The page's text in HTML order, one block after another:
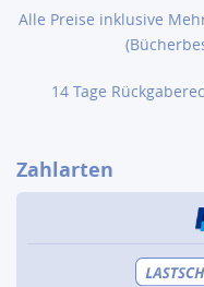
Alle Preise inklusive
14 Tage
Zahlarten